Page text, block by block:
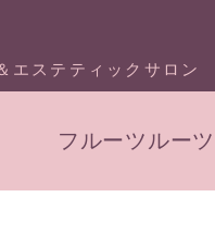
エステティックサロン
フルーツルーツ